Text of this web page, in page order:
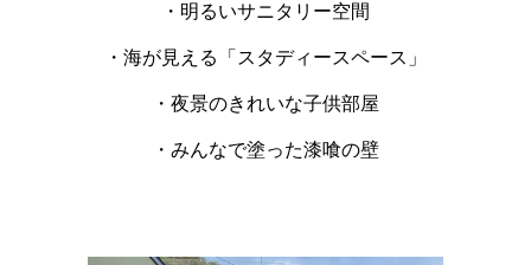
・明るいサニタリー空間
・海が見える「スタディースペース」
・夜景のきれいな子供部屋
・みんなで塗った漆喰の壁